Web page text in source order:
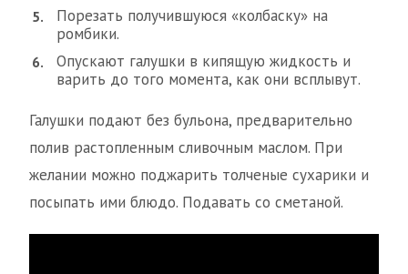
Порезать получившуюся «колбаску» на
ромбики.
Опускают галушки в кипящую жидкость и
варить до того момента, как они всплывут.
Галушки подают без бульона, предварительно
полив растопленным сливочным маслом. При
желании можно поджарить толченые сухарики и
посыпать ими блюдо. Подавать со сметаной.